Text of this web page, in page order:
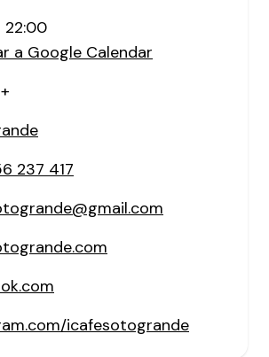
22:00
a Google Calendar
237 417
icafesotogrande